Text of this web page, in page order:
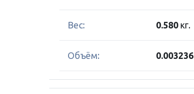
Вес: 0.580 кг.
Объём: 0.003236